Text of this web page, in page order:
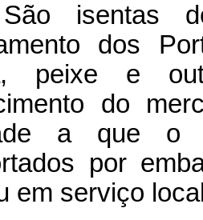
isentas
dos
peixe e
do
a que o
por
em serviço